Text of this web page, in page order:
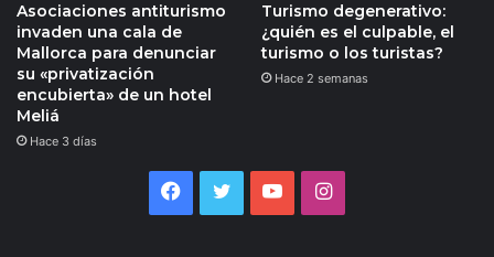
Asociaciones antiturismo
invaden una cala de
Mallorca para denunciar
su «privatización
encubierta» de un hotel
Meliá
Hace 3 días
Turismo degenerativo:
¿quién es el culpable, el
turismo o los turistas?
Hace 2 semanas
Facebook
TwitterYouTubeInstagram